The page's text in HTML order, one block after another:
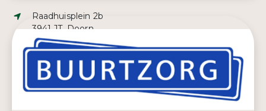
Adres:
Raadhuisplein 2b
3941 JT, Doorn
E-mailadres:
Servicebureau@quarijn.nl
Telefoonnummer:
085 488 99 00